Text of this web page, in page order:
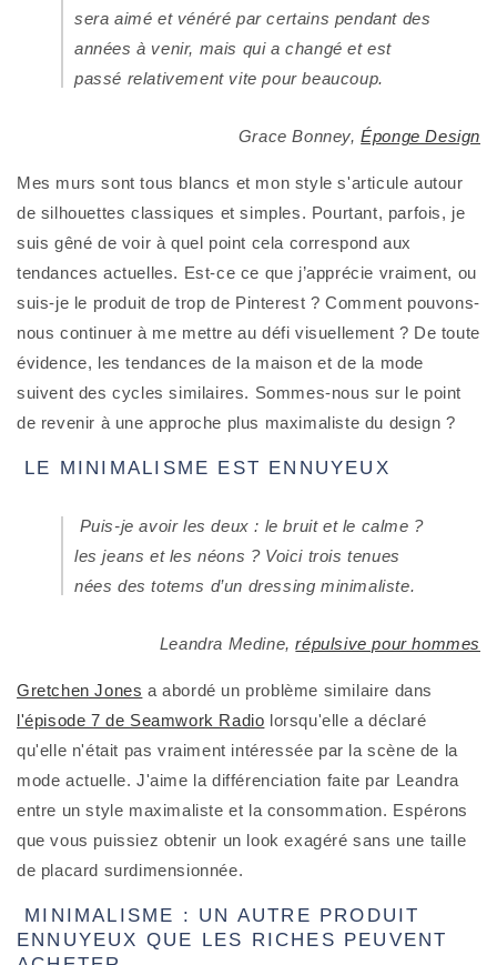
sera aimé et vénéré par certains pendant des
années à venir, mais qui a changé et est
passé relativement vite pour beaucoup.
Grace Bonney, Éponge Design
Mes murs sont tous blancs et mon style s'articule autour
de silhouettes classiques et simples. Pourtant, parfois, je
suis gêné de voir à quel point cela correspond aux
tendances actuelles. Est-ce ce que j’apprécie vraiment, ou
suis-je le produit de trop de Pinterest ? Comment pouvons-
nous continuer à me mettre au défi visuellement ? De toute
évidence, les tendances de la maison et de la mode
suivent des cycles similaires. Sommes-nous sur le point
de revenir à une approche plus maximaliste du design ?
LE MINIMALISME EST ENNUYEUX
les jeans et les néons ? Voici trois tenues
nées des totems d’un dressing minimaliste.
Leandra Medine, répulsive pour hommes
Gretchen Jones
l'épisode 7 de Seamwork Radio lorsqu'elle a déclaré
qu'elle n'était pas vraiment intéressée par la scène de la
mode actuelle. J'aime la différenciation faite par Leandra
entre un style maximaliste et la consommation. Espérons
que vous puissiez obtenir un look exagéré sans une taille
de placard surdimensionnée.
ENNUYEUX QUE LES RICHES PEUVENT